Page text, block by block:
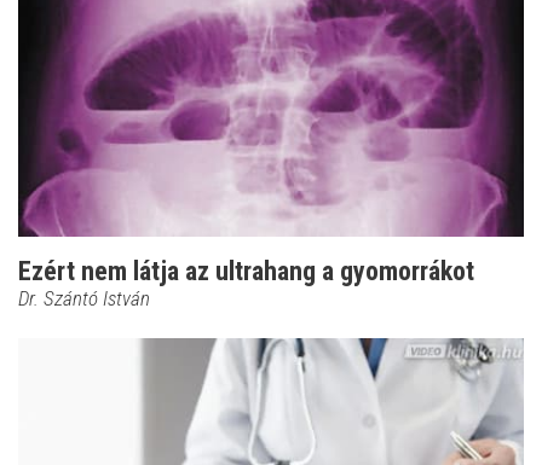
Ezért nem látja az ultrahang a gyomorrákot
Dr. Szántó István